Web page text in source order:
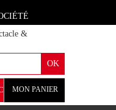
&
MON PANIER